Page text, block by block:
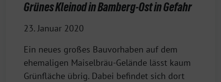
Grünes Kleinod in Bamberg-Ost in Gefahr
23. Januar 2020
Ein neues großes Bauvorhaben auf dem
ehemaligen Maiselbräu-Gelände lässt kaum
Grünfläche übrig. Dabei befindet sich dort